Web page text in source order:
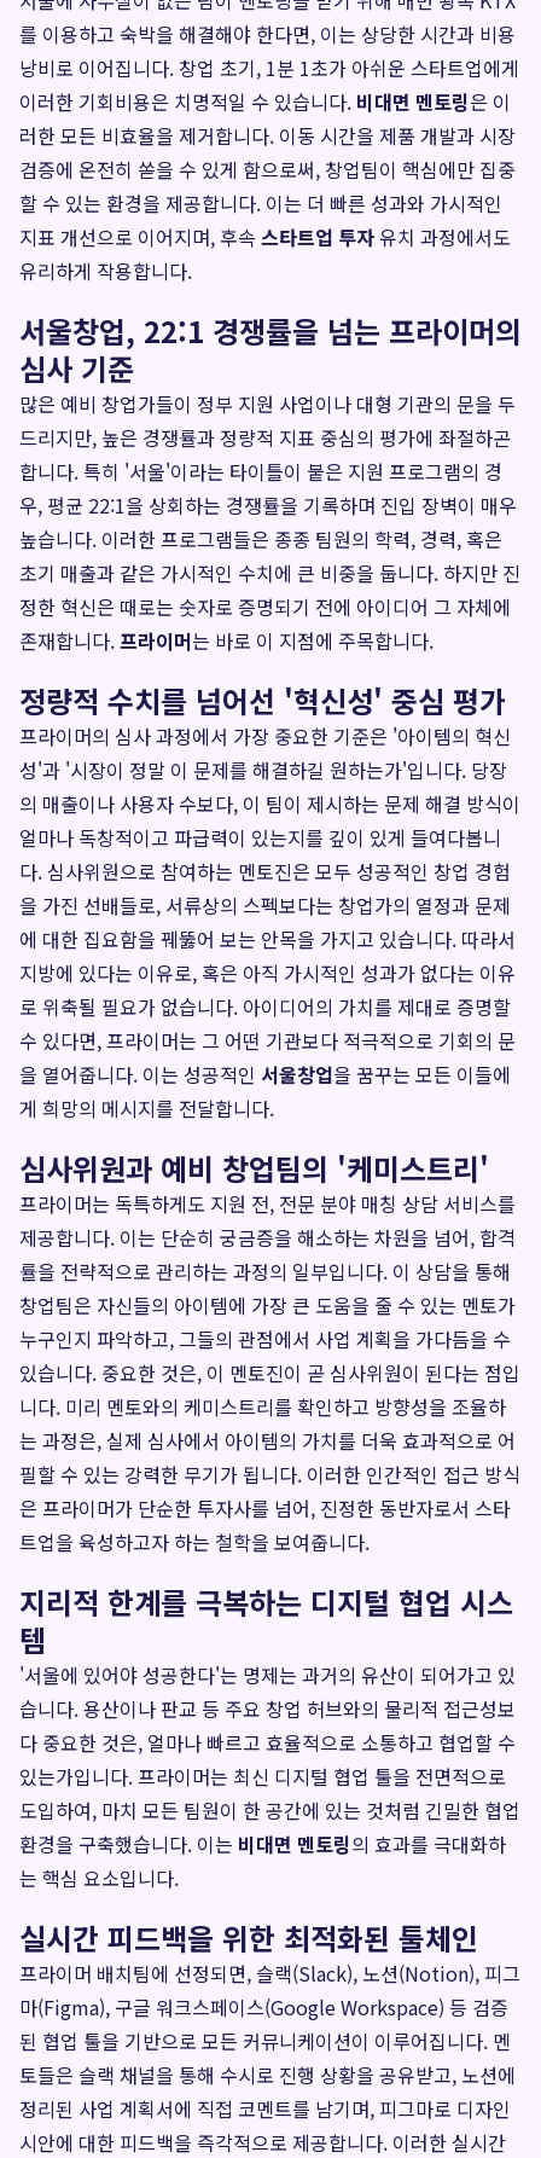
를 이용하고 숙박을 해결해야 한다면, 이는 상당한 시간과 비용
낭비로 이어집니다. 창업 초기, 1분 1초가 아쉬운 스타트업에게
이러한 기회비용은 치명적일 수 있습니다. 비대면 멘토링은 이
러한 모든 비효율을 제거합니다. 이동 시간을 제품 개발과 시장
검증에 온전히 쏟을 수 있게 함으로써, 창업팀이 핵심에만 집중
할 수 있는 환경을 제공합니다. 이는 더 빠른 성과와 가시적인
지표 개선으로 이어지며, 후속 스타트업 투자유치 과정에서도
유리하게 작용합니다.
서울창업, 22:1 경쟁률을 넘는 프라이머의
심사 기준
많은 예비 창업가들이 정부 지원 사업이나 대형 기관의 문을 두
드리지만, 높은 경쟁률과 정량적 지표 중심의 평가에 좌절하곤
합니다. 특히 '서울'이라는 타이틀이 붙은 지원 프로그램의 경
우, 평균 22:1을 상회하는 경쟁률을 기록하며 진입 장벽이 매우
높습니다. 이러한 프로그램들은 종종 팀원의 학력, 경력, 혹은
초기 매출과 같은 가시적인 수치에 큰 비중을 둡니다. 하지만 진
정한 혁신은 때로는 숫자로 증명되기 전에 아이디어 그 자체에
존재합니다.프라이머는 바로 이 지점에 주목합니다.
정량적 수치를 넘어선 '혁신성' 중심 평가
프라이머의 심사 과정에서 가장 중요한 기준은 '아이템의 혁신
성'과 '시장이 정말 이 문제를 해결하길 원하는가'입니다. 당장
의 매출이나 사용자 수보다, 이 팀이 제시하는 문제 해결 방식이
얼마나 독창적이고 파급력이 있는지를 깊이 있게 들여다봅니
다. 심사위원으로 참여하는 멘토진은 모두 성공적인 창업 경험
을 가진 선배들로, 서류상의 스펙보다는 창업가의 열정과 문제
에 대한 집요함을 꿰뚫어 보는 안목을 가지고 있습니다. 따라서
지방에 있다는 이유로, 혹은 아직 가시적인 성과가 없다는 이유
로 위축될 필요가 없습니다. 아이디어의 가치를 제대로 증명할
수 있다면, 프라이머는 그 어떤 기관보다 적극적으로 기회의 문
을 열어줍니다. 이는 성공적인 서울창업을 꿈꾸는 모든 이들에
게 희망의 메시지를 전달합니다.
심사위원과 예비 창업팀의 '케미스트리'
프라이머는 독특하게도 지원 전, 전문 분야 매칭 상담 서비스를
제공합니다. 이는 단순히 궁금증을 해소하는 차원을 넘어, 합격
률을 전략적으로 관리하는 과정의 일부입니다. 이 상담을 통해
창업팀은 자신들의 아이템에 가장 큰 도움을 줄 수 있는 멘토가
누구인지 파악하고, 그들의 관점에서 사업 계획을 가다듬을 수
있습니다. 중요한 것은, 이 멘토진이 곧 심사위원이 된다는 점입
니다. 미리 멘토와의 케미스트리를 확인하고 방향성을 조율하
는 과정은, 실제 심사에서 아이템의 가치를 더욱 효과적으로 어
필할 수 있는 강력한 무기가 됩니다. 이러한 인간적인 접근 방식
은 프라이머가 단순한 투자사를 넘어, 진정한 동반자로서 스타
트업을 육성하고자 하는 철학을 보여줍니다.
지리적 한계를 극복하는 디지털 협업 시스
템
'서울에 있어야 성공한다'는 명제는 과거의 유산이 되어가고 있
습니다. 용산이나 판교 등 주요 창업 허브와의 물리적 접근성보
다 중요한 것은, 얼마나 빠르고 효율적으로 소통하고 협업할 수
있는가입니다. 프라이머는 최신 디지털 협업 툴을 전면적으로
도입하여, 마치 모든 팀원이 한 공간에 있는 것처럼 긴밀한 협업
환경을 구축했습니다. 이는 비대면 멘토링의 효과를 극대화하
는 핵심 요소입니다.
실시간 피드백을 위한 최적화된 툴체인
프라이머 배치팀에 선정되면, 슬랙(Slack), 노션(Notion), 피그
마(Figma), 구글 워크스페이스(Google Workspace) 등 검증
된 협업 툴을 기반으로 모든 커뮤니케이션이 이루어집니다. 멘
토들은 슬랙 채널을 통해 수시로 진행 상황을 공유받고, 노션에
정리된 사업 계획서에 직접 코멘트를 남기며, 피그마로 디자인
시안에 대한 피드백을 즉각적으로 제공합니다. 이러한 실시간